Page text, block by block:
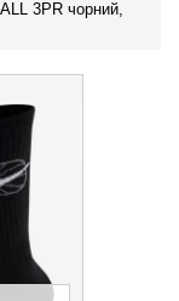
3PR чорний,